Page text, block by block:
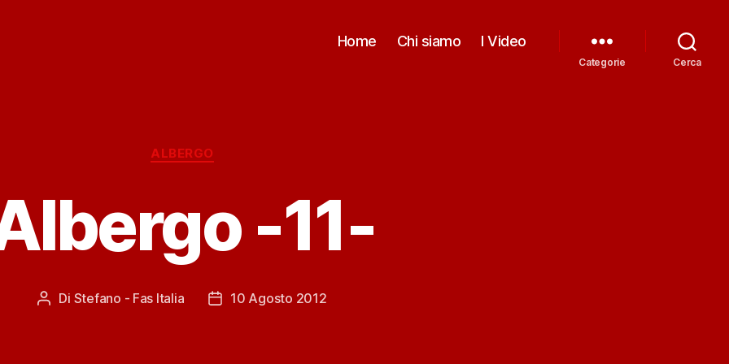
Home Chi siamo I Video
Categorie Cerca
Categorie
ALBERGO
-11-
Autore
Di Stefano - Fas Italia
Data10 Agosto 2012